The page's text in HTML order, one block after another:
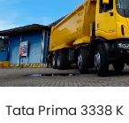
Tata Prima 3338 K